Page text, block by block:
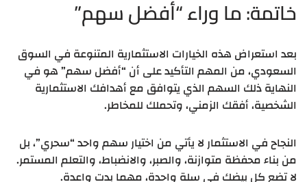
خاتمة: ما وراء “أفضل سهم”
بعد استعراض هذه الخيارات الاستثمارية المتنوعة في السوق
السعودي، من المهم التأكيد على أن “أفضل سهم” هو في
النهاية ذلك السهم الذي يتوافق مع أهدافك الاستثمارية
الشخصية، أفقك الزمني، وتحملك للمخاطر.
النجاح في الاستثمار لا يأتي من اختيار سهم واحد “سحري”، بل
من بناء محفظة متوازنة، والصبر، والانضباط، والتعلم المستمر.
لا تضع كل بيضك في سلة واحدة، مهما بدت واعدة.